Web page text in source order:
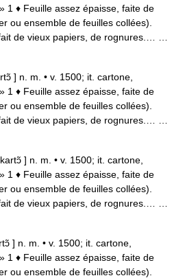
1 ♦ Feuille assez épaisse, faite de
ou ensemble de feuilles collées).
de vieux papiers, de rognures.… …
] n. m. • v. 1500; it. cartone,
1 ♦ Feuille assez épaisse, faite de
ou ensemble de feuilles collées).
de vieux papiers, de rognures.… …
] n. m. • v. 1500; it. cartone,
1 ♦ Feuille assez épaisse, faite de
ou ensemble de feuilles collées).
de vieux papiers, de rognures.… …
] n. m. • v. 1500; it. cartone,
1 ♦ Feuille assez épaisse, faite de
ou ensemble de feuilles collées).